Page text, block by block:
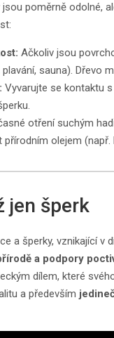
jsou poměrně odolné,
Ačkoliv jsou
sauna). Dřevo
Vyvarujte se kontaktu
otření suchým
přírodním olejem (např.
jen šperk
a šperky, vznikající v
a podpory
dílem, které
a především